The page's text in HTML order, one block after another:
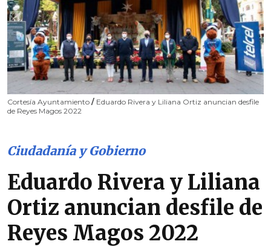
Cortesía Ayuntamiento / Eduardo Rivera y Liliana Ortiz anuncian desfile
de Reyes Magos 2022
Ciudadanía y Gobierno
Eduardo Rivera y Liliana
Ortiz anuncian desfile de
Reyes Magos 2022